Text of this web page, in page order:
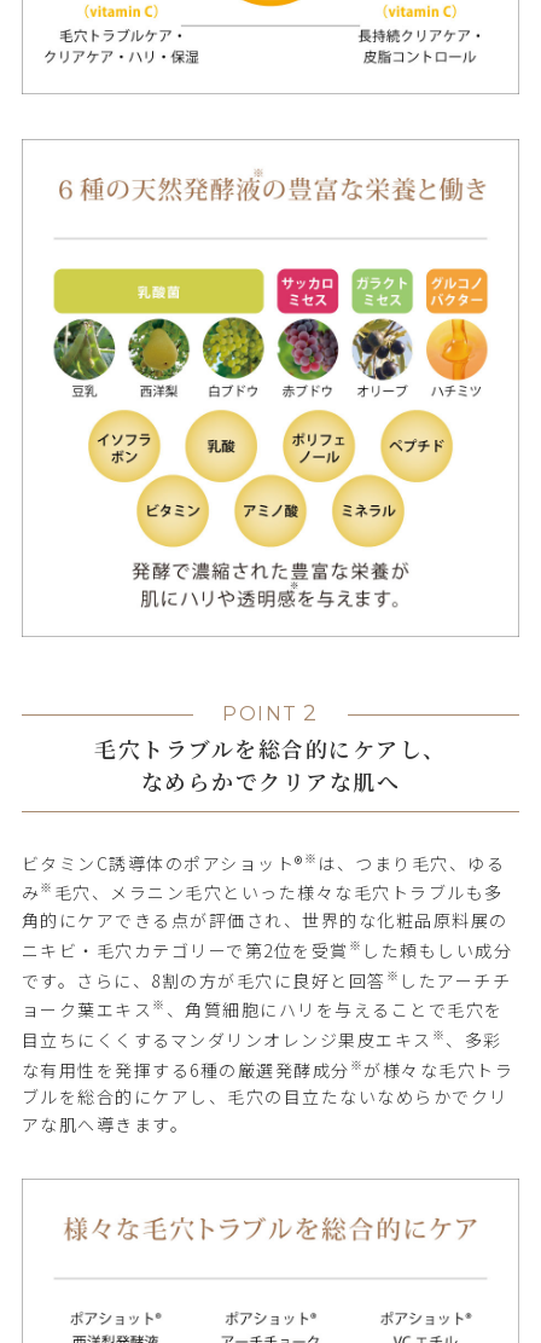
POINT 2
毛穴トラブルを総合的にケアし、
なめらかでクリアな肌へ
ビタミンC誘導体のポアショット® ※ は、つまり毛穴、ゆる
み ※ 毛穴、メラニン毛穴といった様々な毛穴トラブルも多
角的にケアできる点が評価され、世界的な化粧品原料展の
ニキビ・毛穴カテゴリーで第2位を受賞 ※ した頼もしい成分
です。さらに、8割の方が毛穴に良好と回答 ※ したアーチチ
ョーク葉エキス ※ 、角質細胞にハリを与えることで毛穴を
目立ちにくくするマンダリンオレンジ果皮エキス ※ 、多彩
な有用性を発揮する6種の厳選発酵成分 ※ が様々な毛穴トラ
ブルを総合的にケアし、毛穴の目立たないなめらかでクリ
アな肌へ導きます。